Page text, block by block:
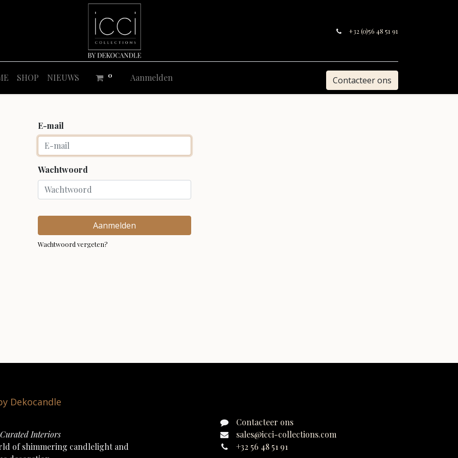
+32 (0)56 48 51 91
SHOP NIEUWS 0 Aanmelden Contacteer ons
E-mail
Wachtwoord
Aanmelden
Wachtwoord vergeten?
Dekocandle
Interiors
of shimmering candlelight and
Contacteer ons
sales@icci-collections.com
+32 56 48 51 91